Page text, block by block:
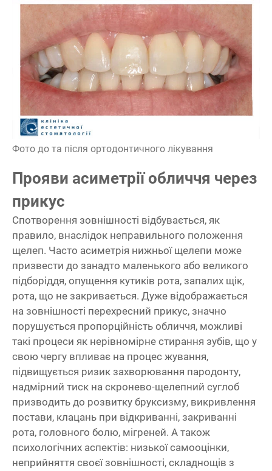
Фото до та після ортодонтичного лікування
Прояви асиметрії обличчя через
прикус
Спотворення зовнішності відбувається, як
правило, внаслідок неправильного положення
щелеп. Часто асиметрія нижньої щелепи може
призвести до занадто маленького або великого
підборіддя, опущення кутиків рота, запалих щік,
рота, що не закривається. Дуже відображається
на зовнішності перехресний прикус, значно
порушується пропорційність обличчя, можливі
такі процеси як нерівномірне стирання зубів, що у
свою чергу впливає на процес жування,
підвищується ризик захворювання пародонту,
надмірний тиск на скронево-щелепний суглоб
призводить до розвитку бруксизму, викривлення
постави, клацань при відкриванні, закриванні
рота, головного болю, мігреней. А також
психологічних аспектів: низької самооцінки,
неприйняття своєї зовнішності, складнощів з